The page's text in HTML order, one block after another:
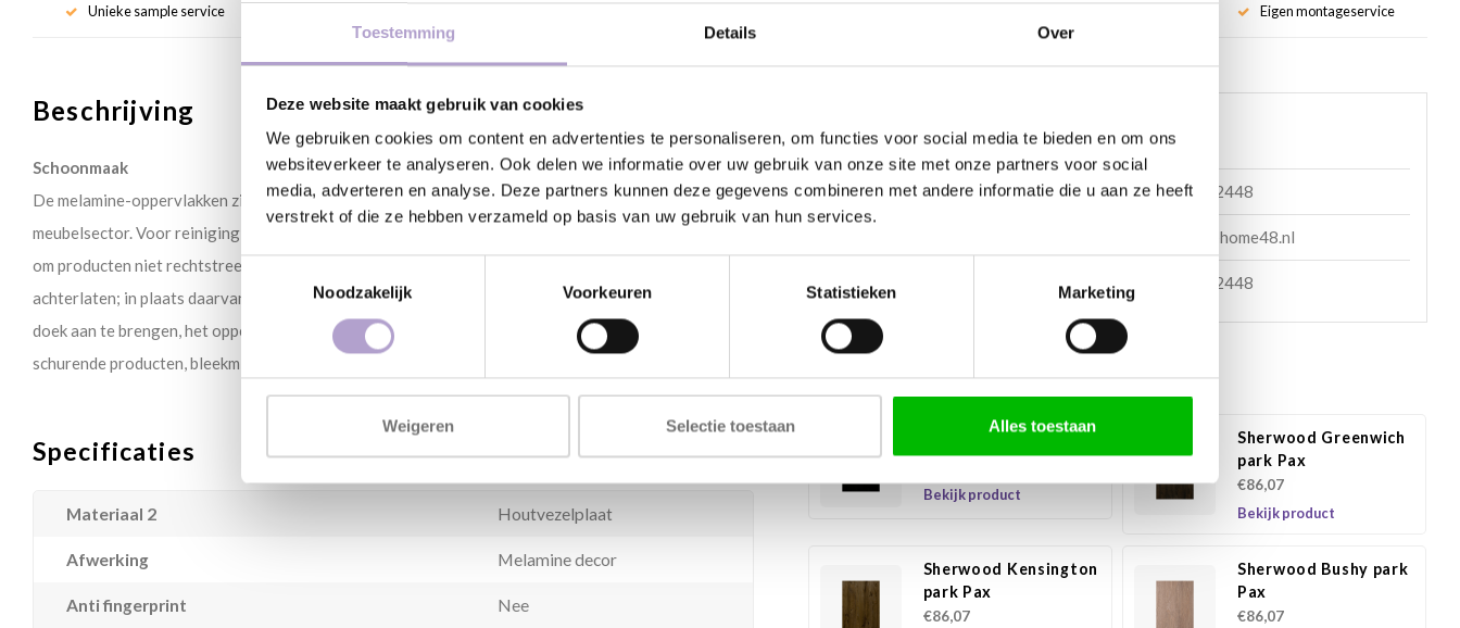
Toestemming Details Over
Deze website maakt gebruik van cookies
We gebruiken cookies om content en advertenties te personaliseren, om functies voor social media te bieden en om ons
websiteverkeer te analyseren. Ook delen we informatie over uw gebruik van onze site met onze partners voor social
media, adverteren en analyse. Deze partners kunnen deze gegevens combineren met andere informatie die u aan ze heeft
verstrekt of die ze hebben verzameld op basis van uw gebruik van hun services.
Toestemmingsselectie
Noodzakelijk
Voorkeuren Statistieken Marketing
Weigeren Selectie toestaan Alles toestaan
Unieke sample service Eigen montageservice
Beschrijving
Schoonmaak
De melamine-oppervlakken zijn de meest resistente onder de oppervlakken die worden gebruikt in de
meubelsector. Voor reiniging kies een wasmiddel voor huishoudelijk gebruik. Het wordt aanbevolen
om producten niet rechtstreeks op het oppervlak te spuiten, omdat dit kan vlekken en vlekken
achterlaten; in plaats daarvan verdient het de voorkeur om het wasmiddel op een zachte, vochtige
doek aan te brengen, het oppervlak schoon te maken en spoel het daarna uit. Vermijd het gebruik van
schurende producten, bleekmiddelen of sterk gechloreerde producten of zuren.
Specificaties
Materiaal 2 Houtvezelplaat
Afwerking Melamine decor
Anti fingerprint Nee
Kunnen wij helpen?
Bel met ons 085 060 2448
support@home48.nl
085 060 2448
Gerelateerde producten
Bekijk product
Sherwood Greenwich
park Pax
€86,07
Bekijk product
Sherwood Kensington
park Pax
€86,07
Sherwood Bushy park
Pax
€86,07